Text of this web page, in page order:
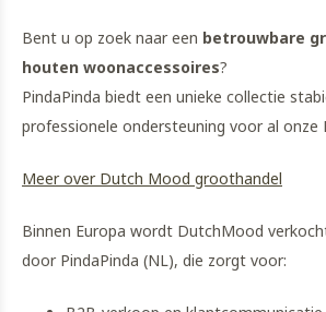
Bent u op zoek naar een betrouwbare
houten woonaccessoires?
PindaPinda biedt een unieke collectie
professionele ondersteuning voor al onze
Meer over Dutch Mood groothandel
Binnen Europa wordt DutchMood
door PindaPinda (NL), die zorgt voor: